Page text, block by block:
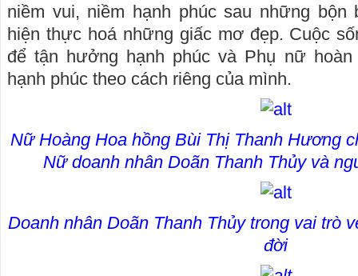
niềm vui, niềm hạnh phúc sau những bộn
hiện thực hoá những giấc mơ đẹp. Cuộc
để tận hưởng hạnh phúc và Phụ nữ
hạnh phúc theo cách riêng của mình.
Nữ Hoàng Hoa hồng Bùi Thị Thanh Hương
Nữ doanh nhân Doãn Thanh Thủy và
Doanh nhân Doãn Thanh Thủy trong vai trò
đời